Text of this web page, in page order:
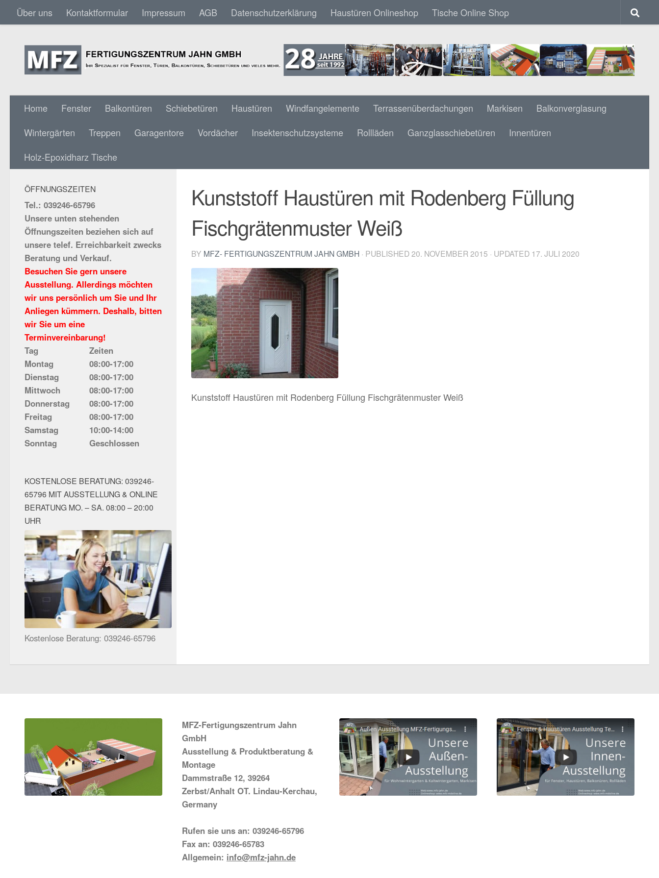
Skip to content
Über uns Kontaktformular Impressum AGB Datenschutzerklärung Haustüren Onlineshop Tische Online Shop
Home Fenster Balkontüren Schiebetüren Haustüren Windfangelemente Terrassenüberdachungen Markisen
Balkonverglasung
Wintergärten
Treppen Garagentore Vordächer Insektenschutzsysteme Rollläden Ganzglasschiebetüren
Innentüren
Holz-Epoxidharz Tische
Kunststoff Haustüren mit Rodenberg Füllung
Fischgrätenmuster Weiß
BY MFZ- FERTIGUNGSZENTRUM JAHN GMBH · PUBLISHED 20. NOVEMBER 2015 · UPDATED 17. JULI 2020
Kunststoff Haustüren mit Rodenberg Füllung Fischgrätenmuster Weiß
SOCIAL MEDIA:
ÖFFNUNGSZEITEN
Tel.: 039246-65796
Unsere unten stehenden
Öffnungszeiten beziehen sich auf
unsere telef. Erreichbarkeit zwecks
Beratung und Verkauf.
Besuchen Sie gern unsere
Ausstellung. Allerdings möchten
wir uns persönlich um Sie und Ihr
Anliegen kümmern. Deshalb, bitten
wir Sie um eine
Terminvereinbarung!
Tag
Zeiten
Montag
08:00-17:00
Dienstag
08:00-17:00
Mittwoch
08:00-17:00
Donnerstag
08:00-17:00
Freitag
08:00-17:00
Samstag
10:00-14:00
Sonntag
Geschlossen
KOSTENLOSE BERATUNG: 039246-
65796 MIT AUSSTELLUNG & ONLINE
BERATUNG MO. – SA. 08:00 – 20:00
UHR
Kostenlose Beratung: 039246-65796
MFZ-Fertigungszentrum Jahn
GmbH
Ausstellung & Produktberatung &
Montage
Dammstraße 12, 39264
Zerbst/Anhalt OT. Lindau-Kerchau,
Germany
Rufen sie uns an: 039246-65796
Fax an: 039246-65783
Allgemein: info@mfz-jahn.de